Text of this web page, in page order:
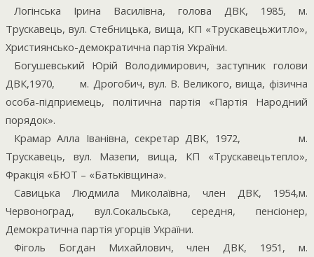
Логінська Ірина Василівна, голова ДВК, 1985, м.
Трускавець, вул. Стебницька, вища, КП «Трускавецьжитло»,
Християнсько-демократична партія України.
Богушевський Юрій Володимирович, заступник голови
ДВК,1970,
м. Дрогобич, вул. В. Великого, вища, фізична
особа-підприємець, політична партія «Партія Народний
порядок».
Крамар Алла Іванівна, секретар ДВК, 1972,
м.
Трускавець, вул. Мазепи, вища, КП «Трускавецьтепло»,
Фракція «БЮТ – «Батьківщина».
Савицька Людмила Миколаївна, член ДВК, 1954,м.
Червоноград, вул.Сокальська, середня, пенсіонер,
Демократична партія угорців України.
Фіголь Богдан Михайлович, член ДВК, 1951, м.